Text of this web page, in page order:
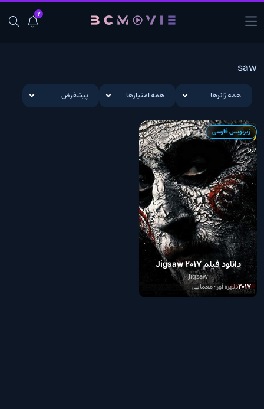
2
saw
همه ژانرها همه امتیازها پیشفرض
5.7
زیرنویس فارسی
دانلود فیلم Jigsaw 2017
Jigsaw
2017دلهره آور • معمایی